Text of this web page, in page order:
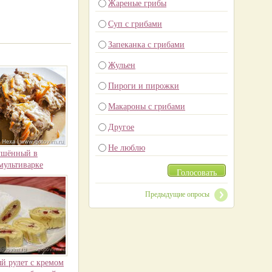
в
рулет с кремом
Жареные грибы
Суп с грибами
Запеканка с грибами
Жульен
Пироги и пирожки
Макароны с грибами
Другое
Не люблю
Голосовать
Предыдущие опросы